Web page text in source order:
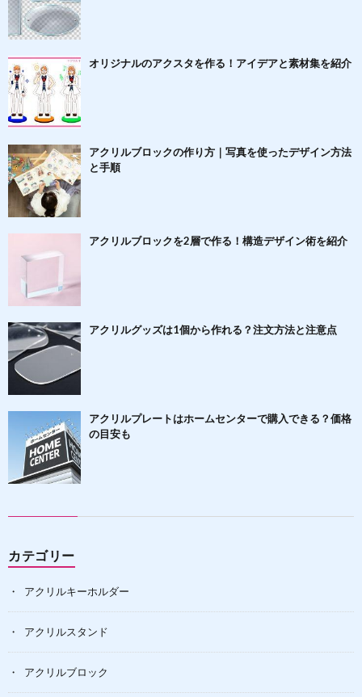
オリジナルのアクスタを作る！アイデアと素材集を紹介
アクリルブロックの作り方｜写真を使ったデザイン方法
と手順
アクリルブロックを2層で作る！構造デザイン術を紹介
アクリルグッズは1個から作れる？注文方法と注意点
アクリルプレートはホームセンターで購入できる？価格
の目安も
カテゴリー
アクリルキーホルダー
アクリルスタンド
アクリルブロック